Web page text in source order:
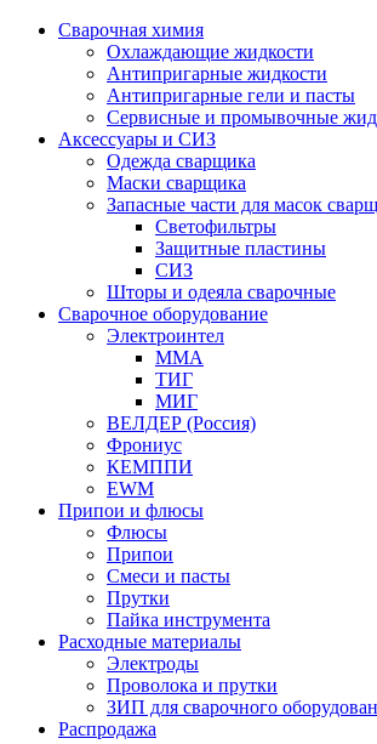
Сварочная химия
Охлаждающие жидкости
Антипригарные жидкости
Антипригарные гели и пасты
Сервисные и промывочные
Аксессуары и СИЗ
Одежда сварщика
Маски сварщика
Запасные части для масок
Светофильтры
Защитные пластины
СИЗ
Шторы и одеяла сварочные
Сварочное оборудование
Электроинтел
ММА
ТИГ
МИГ
ВЕЛДЕР (Россия)
Фрониус
КЕМППИ
EWM
Припои и флюсы
Флюсы
Припои
Смеси и пасты
Прутки
Пайка инструмента
Расходные материалы
Электроды
Проволока и прутки
ЗИП для сварочного
Распродажа